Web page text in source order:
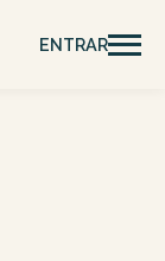
ENTRAR